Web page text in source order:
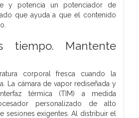
y potencia un potenciador de
que ayuda a que el contenido
tiempo. Mantente
corporal fresca cuando la
La cámara de vapor rediseñada y
térmica (TIM) a medida
personalizado de alto
sesiones exigentes. Al distribuir el